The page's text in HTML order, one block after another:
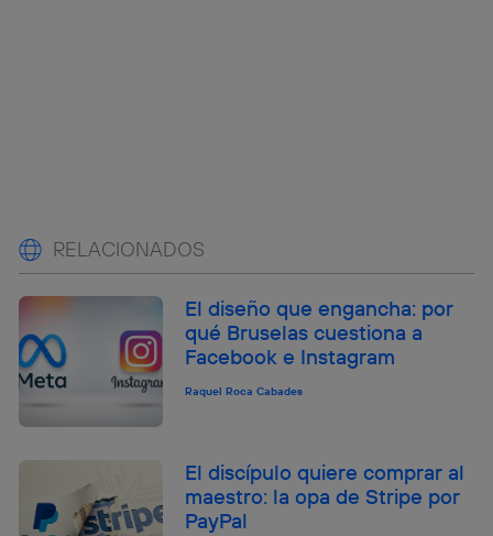
RELACIONADOS
El diseño que engancha: por
qué Bruselas cuestiona a
Facebook e Instagram
Raquel Roca Cabades
El discípulo quiere comprar al
maestro: la opa de Stripe por
PayPal